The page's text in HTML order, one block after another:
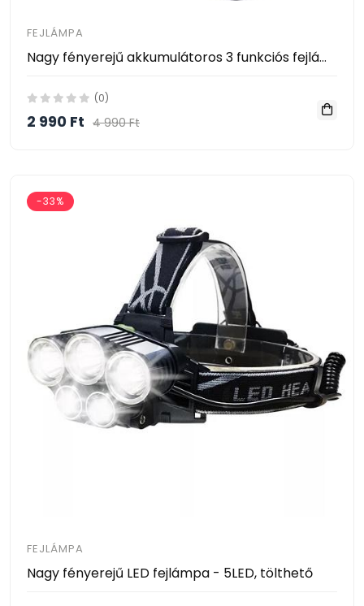
FEJLÁMPA
Nagy fényerejű akkumulátoros 3 funkciós fejlámpa beépített napelemmel
(0)
2 990 Ft 4 990 Ft
-33%
FEJLÁMPA
Nagy fényerejű LED fejlámpa - 5LED, tölthető